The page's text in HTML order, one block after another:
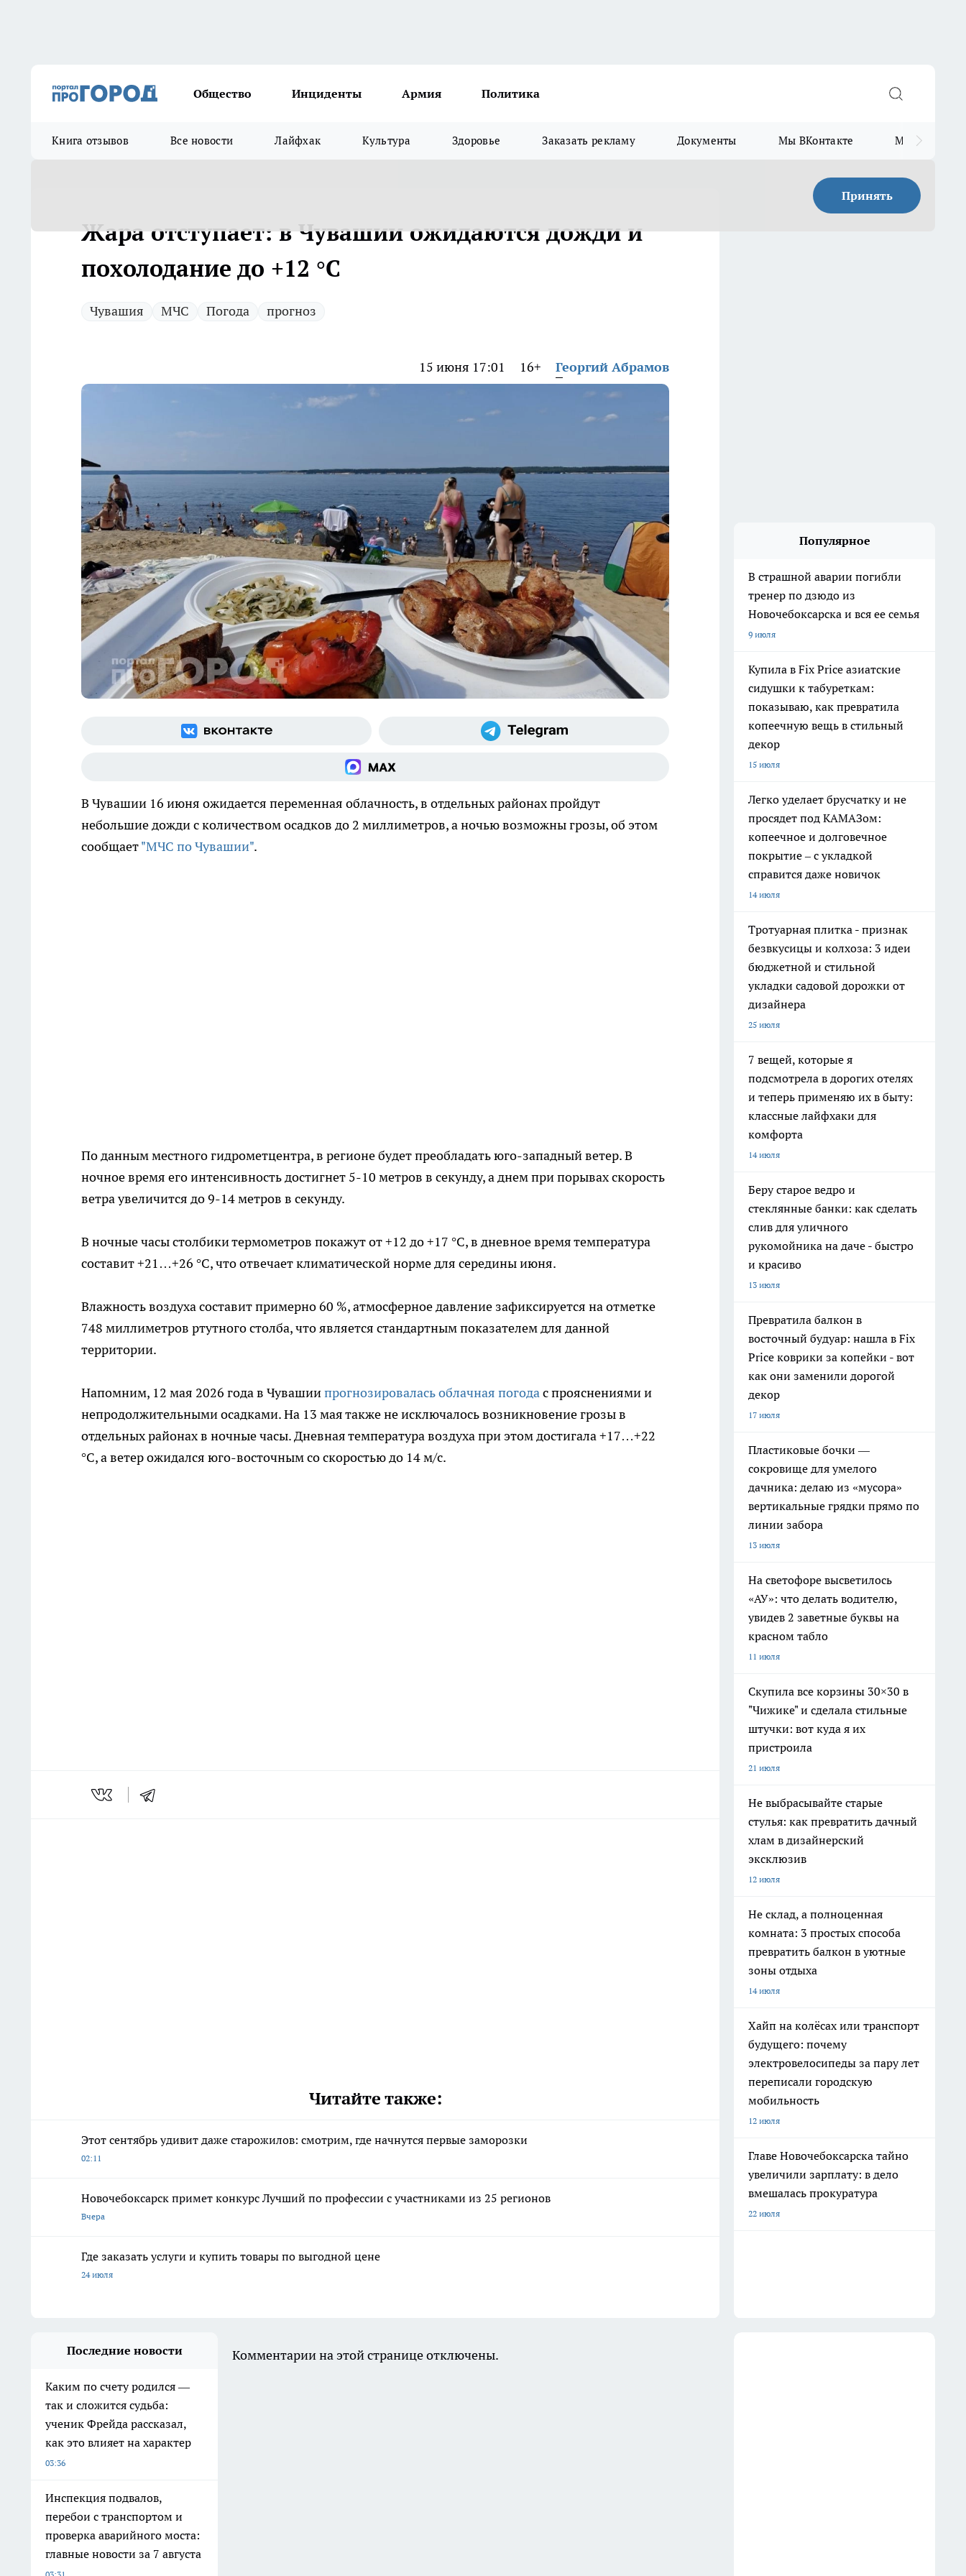
Общество Инциденты Армия Политика
Книга отзывов Все новости Лайфхак Культура Здоровье Заказать рекламу Документы Мы ВКонтакте Мы в
Принять
Жара отступает: в Чувашии ожидаются дожди и
похолодание до +12 °С
Чувашия МЧС Погода прогноз
15 июня 17:01 16+ Георгий Абрамов
В Чувашии 16 июня ожидается переменная облачность, в отдельных районах пройдут
небольшие дожди с количеством осадков до 2 миллиметров, а ночью возможны грозы, об этом
сообщает"МЧС по Чувашии".
По данным местного гидрометцентра, в регионе будет преобладать юго-западный ветер. В
ночное время его интенсивность достигнет 5-10 метров в секунду, а днем при порывах скорость
ветра увеличится до 9-14 метров в секунду.
В ночные часы столбики термометров покажут от +12 до +17 °С, в дневное время температура
составит +21…+26 °С, что отвечает климатической норме для середины июня.
Влажность воздуха составит примерно 60 %, атмосферное давление зафиксируется на отметке
748 миллиметров ртутного столба, что является стандартным показателем для данной
территории.
Напомним, 12 мая 2026 года в Чувашиипрогнозировалась облачная погодас прояснениями и
непродолжительными осадками. На 13 мая также не исключалось возникновение грозы в
отдельных районах в ночные часы. Дневная температура воздуха при этом достигала +17…+22
°С, а ветер ожидался юго-восточным со скоростью до 14 м/с.
Читайте также:
Этот сентябрь удивит даже старожилов: смотрим, где начнутся первые заморозки
02:11
Новочебоксарск примет конкурс Лучший по профессии с участниками из 25 регионов
Вчера
Где заказать услуги и купить товары по выгодной цене
24 июля
Популярное
В страшной аварии погибли
тренер по дзюдо из
Новочебоксарска и вся ее семья
9 июля
Купила в Fix Price азиатские
сидушки к табуреткам:
показываю, как превратила
копеечную вещь в стильный
декор
15 июля
Легко уделает брусчатку и не
просядет под КАМАЗом:
копеечное и долговечное
покрытие – с укладкой
справится даже новичок
14 июля
Тротуарная плитка - признак
безвкусицы и колхоза: 3 идеи
бюджетной и стильной
укладки садовой дорожки от
дизайнера
25 июля
7 вещей, которые я
подсмотрела в дорогих отелях
и теперь применяю их в быту:
классные лайфхаки для
комфорта
14 июля
Беру старое ведро и
стеклянные банки: как сделать
слив для уличного
рукомойника на даче - быстро
и красиво
13 июля
Превратила балкон в
восточный будуар: нашла в Fix
Price коврики за копейки - вот
как они заменили дорогой
декор
17 июля
Пластиковые бочки —
сокровище для умелого
дачника: делаю из «мусора»
вертикальные грядки прямо по
линии забора
13 июля
На светофоре высветилось
«АУ»: что делать водителю,
увидев 2 заветные буквы на
красном табло
11 июля
Скупила все корзины 30×30 в
"Чижике" и сделала стильные
штучки: вот куда я их
пристроила
21 июля
Не выбрасывайте старые
стулья: как превратить дачный
хлам в дизайнерский
эксклюзив
12 июля
Не склад, а полноценная
комната: 3 простых способа
превратить балкон в уютные
зоны отдыха
14 июля
Хайп на колёсах или транспорт
будущего: почему
электровелосипеды за пару лет
переписали городскую
мобильность
12 июля
Главе Новочебоксарска тайно
увеличили зарплату: в дело
вмешалась прокуратура
22 июля
Последние новости
Каким по счету родился —
так и сложится судьба:
ученик Фрейда рассказал,
как это влияет на характер
03:36
Инспекция подвалов,
перебои с транспортом и
проверка аварийного моста:
главные новости за 7 августа
Комментарии на этой странице отключены.